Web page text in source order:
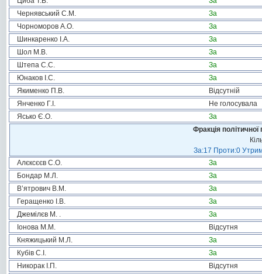
Чернявський С.М.
За
Чорноморов А.О.
За
Шинкаренко І.А.
За
Шол М.В.
За
Штепа С.С.
За
Юнаков І.С.
За
Якименко П.В.
Відсутній
Янченко Г.І.
Не голосувала
Ясько Є.О.
За
Фракція
За:17 Проти:0
Алєксєєв С.О.
За
Бондар М.Л.
За
В’ятрович В.М.
За
Геращенко І.В.
За
Джемілєв М. .
За
Іонова М.М.
Відсутня
Княжицький М.Л.
За
Кубів С.І.
За
Никорак І.П.
Відсутня